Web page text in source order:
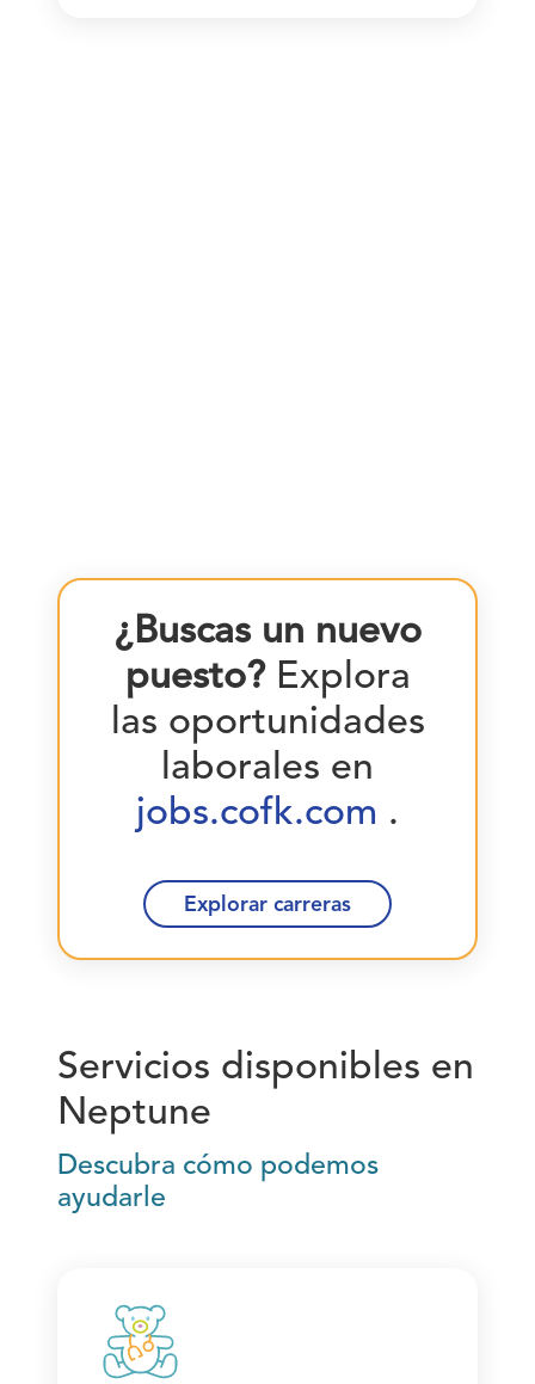
¿Buscas un nuevo
puesto?Explora
las oportunidades
laborales en
jobs.cofk.com .
Explorar carreras
Servicios disponibles en
Neptune
Descubra cómo podemos
ayudarle